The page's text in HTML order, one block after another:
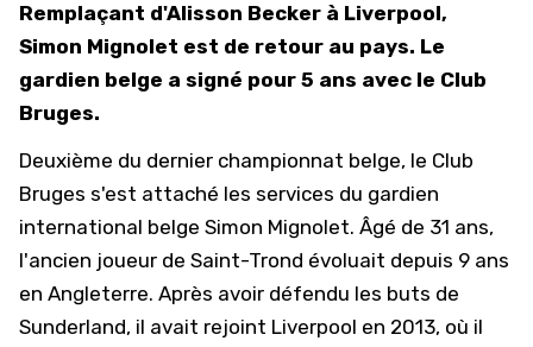
Remplaçant d'Alisson Becker à Liverpool,
Simon Mignolet est de retour au pays. Le
gardien belge a signé pour 5 ans avec le Club
Bruges.
Deuxième du dernier championnat belge, le Club
Bruges s'est attaché les services du gardien
international belge Simon Mignolet. Âgé de 31 ans,
l'ancien joueur de Saint-Trond évoluait depuis 9 ans
en Angleterre. Après avoir défendu les buts de
Sunderland, il avait rejoint Liverpool en 2013, où il